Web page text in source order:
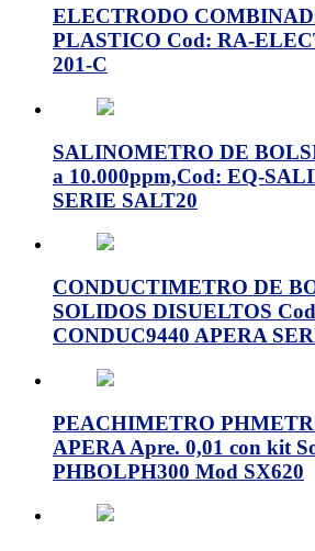
ELECTRODO
PLASTICO Cod: RA-
201-C
SALINOMETRO DE
a 10.000ppm,Cod: EQ-
SERIE SALT20
CONDUCTIMETRO DE
SOLIDOS DISUELTOS
CONDUC9440 APERA
PEACHIMETRO
APERA Apre. 0,01 con kit
PHBOLPH300 Mod SX620